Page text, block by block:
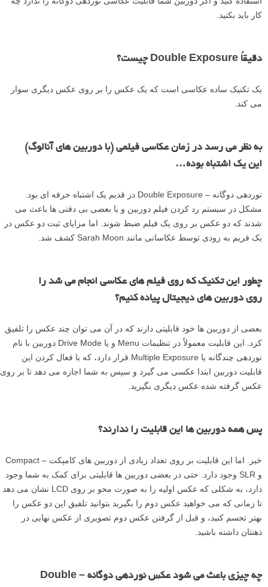
کار باید بکنید.
دقیقاً Double Exposure چیست؟
یک تکنیک ساده عکاسی است که یک عکس را بر روی عکس دیگری سوار
می کند.
به نظر می رسد در زمان عکاسی فیلمی (با دوربین های آنالوگ)
این یک اشتباه بوده…
نوردهی دوگانه – Double Exposure در قدیم یک اشتباه حرفه ای بود.
مشکل در سیستم رد کردن فیلم دوربین و یا بعضی بی دقتی ها باعث می
شدند که دو عکس بر روی یک فیلم ضبط شوند. اما مزایای ثبت دو عکس در
یک فریم به زودی توسط عکاسانی مانند Sarah Moon کشف شد.
چطور این تکنیک که روی فیلم های عکاسی انجام می شد را
روی دوربین های دیجیتال پیاده کنیم؟
بعضی از دوربین ها خود قابلیتی دارند که در آن می توان چند عکس را تلفیق
کرد. این قابلیت معمولاً در تنظیمات Menu و یا Drive Mode دوربین با نام
نوردهی چندگانه یا Multiple Exposure قرار دارد، که با فعال کردن این
قابلیت دوربین ابتدا عکسی می گیرد و سپس به شما اجازه می دهد تا بر روی
عکس گرفته شده عکس دیگری بگیرید.
پس همه دوربین ها این قابلیت را ندارند؟
خیر. اما این قابلیت بر روی تعداد زیادی از دوربین های کامپکت – Compact
و SLR وجود دارد. حتی در بعضی دوربین ها قابلیتی برای کمک به شما وجود
دارد، به شکلی که عکس اولیه را به صورت محو بر روی LCD نشان می دهد
تا زمانی که می خواهید عکس دوم را بگیرید بتوانید تلفیق این دو عکس را
بهتر تجسم کنید، و قبل از گرفتن عکس دوم تصویری از عکس نهایی در
ذهنتان داشته باشید.
چه چیزی باعث می شود عکس نوردهی دوگانه – Double